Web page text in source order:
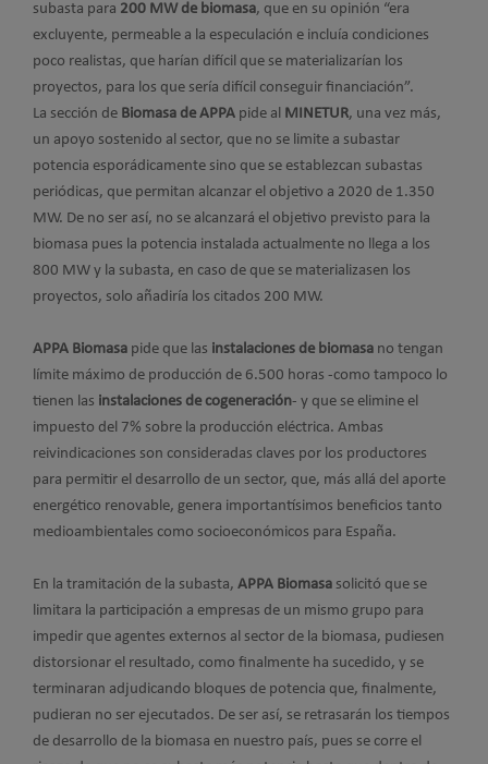
subasta para 200 MW de biomasa, que en su opinión “era
excluyente, permeable a la especulación e incluía condiciones
poco realistas, que harían difícil que se materializarían los
proyectos, para los que sería difícil conseguir financiación”.
La sección de Biomasa de APPA pide al MINETUR, una vez más,
un apoyo sostenido al sector, que no se limite a subastar
potencia esporádicamente sino que se establezcan subastas
periódicas, que permitan alcanzar el objetivo a 2020 de 1.350
MW. De no ser así, no se alcanzará el objetivo previsto para la
biomasa pues la potencia instalada actualmente no llega a los
800 MW y la subasta, en caso de que se materializasen los
proyectos, solo añadiría los citados 200 MW.
APPA Biomasa pide que las instalaciones de biomasa no tengan
límite máximo de producción de 6.500 horas -como tampoco lo
tienen las instalaciones de cogeneración- y que se elimine el
impuesto del 7% sobre la producción eléctrica. Ambas
reivindicaciones son consideradas claves por los productores
para permitir el desarrollo de un sector, que, más allá del aporte
energético renovable, genera importantísimos beneficios tanto
medioambientales como socioeconómicos para España.
En la tramitación de la subasta, APPA Biomasa solicitó que se
limitara la participación a empresas de un mismo grupo para
impedir que agentes externos al sector de la biomasa, pudiesen
distorsionar el resultado, como finalmente ha sucedido, y se
terminaran adjudicando bloques de potencia que, finalmente,
pudieran no ser ejecutados. De ser así, se retrasarán los tiempos
de desarrollo de la biomasa en nuestro país, pues se corre el